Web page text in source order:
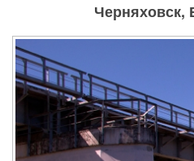
Черняховск,